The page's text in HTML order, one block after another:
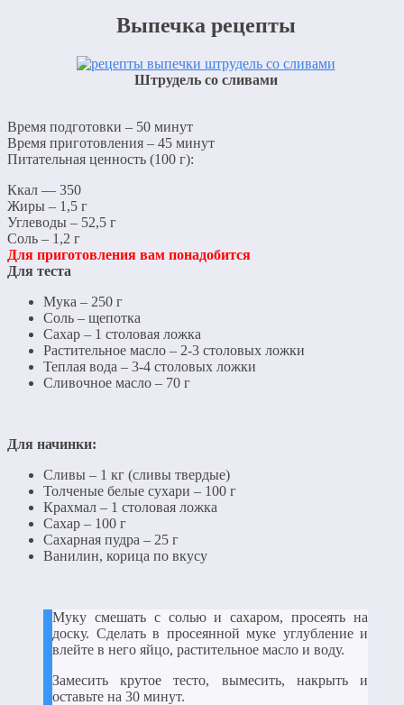
Выпечка рецепты
Штрудель со сливами
Время подготовки – 50 минут
Время приготовления – 45 минут
Питательная ценность (100 г):
Ккал — 350
Жиры – 1,5 г
Углеводы – 52,5 г
Соль – 1,2 г
Для приготовления вам понадобится
Для теста
Мука – 250 г
Соль – щепотка
Сахар – 1 столовая ложка
Растительное масло – 2-3 столовых ложки
Теплая вода – 3-4 столовых ложки
Сливочное масло – 70 г
Для начинки:
Сливы – 1 кг (сливы твердые)
Толченые белые сухари – 100 г
Крахмал – 1 столовая ложка
Сахар – 100 г
Сахарная пудра – 25 г
Ванилин, корица по вкусу
Муку смешать с солью и сахаром, просеять на
доску. Сделать в просеянной муке углубление и
влейте в него яйцо, растительное масло и воду.
Замесить крутое тесто, вымесить, накрыть и
оставьте на 30 минут.